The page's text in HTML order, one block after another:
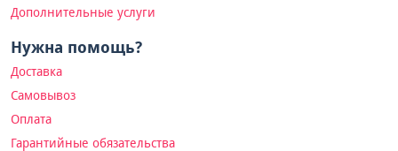
Дополнительные услуги
Нужна помощь?
Доставка
Самовывоз
Оплата
Гарантийные обязательства